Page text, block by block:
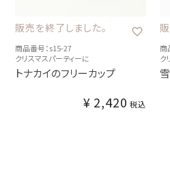
販売を終了しました。
商品番号：s15-27
クリスマスパーティーに
トナカイのフリーカップ
¥ 2,420 税込
商
ク